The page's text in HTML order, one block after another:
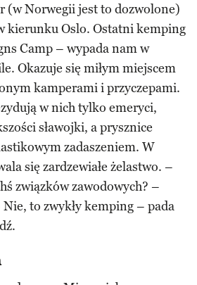
(w Norwegii jest to dozwolone)
kierunku Oslo. Ostatni kemping
Camp – wypada nam w
Okazuje się miłym miejscem
kamperami i przyczepami.
w nich tylko emeryci,
sławojki, a prysznice
zadaszeniem. W
się zardzewiałe żelastwo. –
związków zawodowych? –
to zwykły kemping – pada